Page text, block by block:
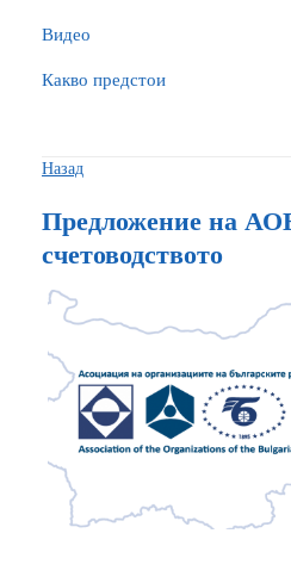
Видео
Какво предстои
Назад
Предложение на
счетоводството